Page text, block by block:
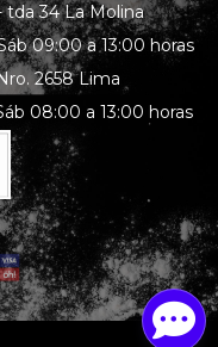
tda 34 La Molina
09:00 a 13:00 horas
2658 Lima
08:00 a 13:00 horas